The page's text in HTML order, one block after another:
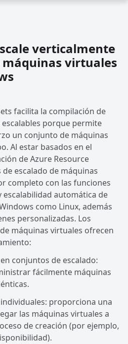
verticalmente
virtuales
facilita la compilación de
porque permite
un conjunto de máquinas
Al estar basados en el
de Azure Resource
escalado de máquinas
completo con las funciones
automática de
como Linux, además
personalizadas. Los
máquinas virtuales ofrecen
conjuntos de escalado:
fácilmente máquinas
proporciona una
las máquinas virtuales a
de creación (por ejemplo,